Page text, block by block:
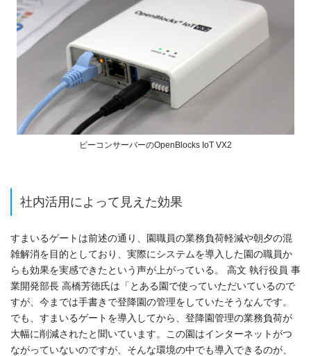
ビーコンサーバーのOpenBlocks IoT VX2
社内活用によって見えた効果
すまいるゲートは前述の通り、園職員の業務負荷軽減や朝夕の混
雑解消を目的としており、実際にシステムを導入した園の職員か
らも効果を実感できたという声が上がっている。 高文 執行役員 事
業開発部長 高橋芳徳氏は「とある園で使っていただいているので
すが、今までは手書きで登降園の管理をしていたそうなんです。
でも、すまいるゲートを導入してから、登降園管理の業務負荷が
大幅に削減されたと聞いています。この園はインターネットがつ
ながっていないのですが、そんな環境の中でも導入できるのが、